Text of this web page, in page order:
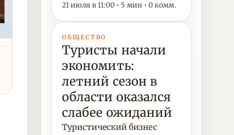
21 июля в 11:00 • 5 мин • 0 комм.
ОБЩЕСТВО
Туристы начали
экономить:
летний сезон в
области оказался
слабее ожиданий
Туристический бизнес